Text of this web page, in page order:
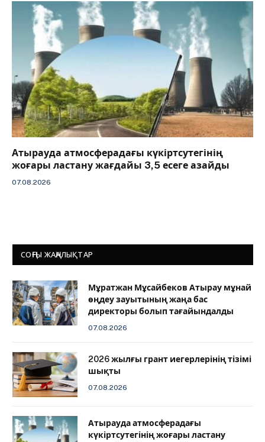
Атырауда атмосферадағы күкіртсутегінің
жоғары ластану жағдайы 3,5 есеге азайды
07.08.2026
СОҢҒЫ ЖАҢАЛЫҚТАР
Мұратжан Мұсайбеков Атырау мұнай
өңдеу зауытының жаңа бас
директоры болып тағайындалды
07.08.2026
2026 жылғы грант иегерлерінің тізімі
шықты
07.08.2026
Атырауда атмосферадағы
күкіртсутегінің жоғары ластану